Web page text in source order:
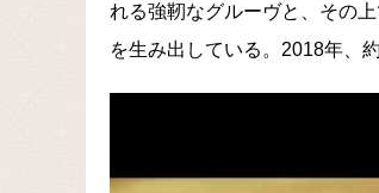
れる強靭なグルーヴと、その
を生み出している。2018年、